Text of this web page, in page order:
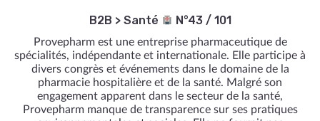
B2B > Santé N°43 / 101
Provepharm est une entreprise pharmaceutique de
spécialités, indépendante et internationale. Elle participe à
divers congrès et événements dans le domaine de la
pharmacie hospitalière et de la santé. Malgré son
engagement apparent dans le secteur de la santé,
Provepharm manque de transparence sur ses pratiques